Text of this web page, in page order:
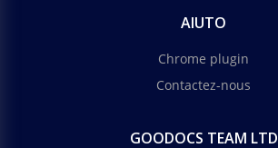
AIUTO
Chrome plugin
Contactez-nous
GOODOCS TEAM LTD